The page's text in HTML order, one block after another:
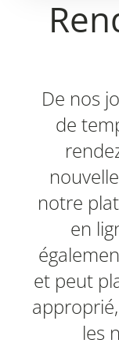
De nos
de
notre
en
et peut
les